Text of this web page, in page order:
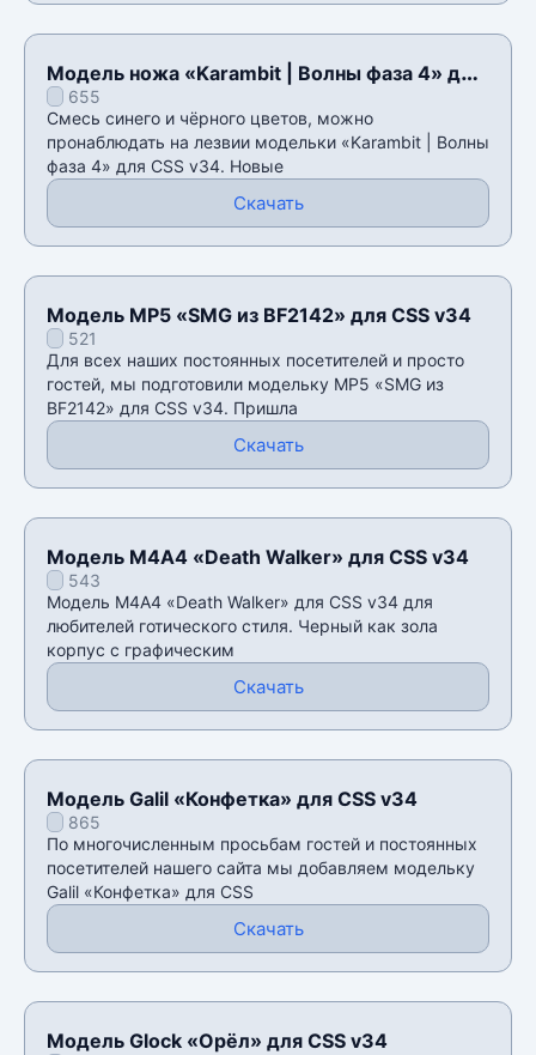
Модель ножа «Karambit | Волны фаза 4» для
CSS v34
655
Смесь синего и чёрного цветов, можно
пронаблюдать на лезвии модельки «Karambit | Волны
фаза 4» для CSS v34. Новые
Скачать
Модель MP5 «SMG из BF2142» для CSS v34
521
Для всех наших постоянных посетителей и просто
гостей, мы подготовили модельку MP5 «SMG из
BF2142» для CSS v34. Пришла
Скачать
Модель М4А4 «Death Walker» для CSS v34
543
Модель М4А4 «Death Walker» для CSS v34 для
любителей готического стиля. Черный как зола
корпус с графическим
Скачать
Модель Galil «Конфетка» для CSS v34
865
По многочисленным просьбам гостей и постоянных
посетителей нашего сайта мы добавляем модельку
Galil «Конфетка» для CSS
Скачать
Модель Glock «Орёл» для CSS v34